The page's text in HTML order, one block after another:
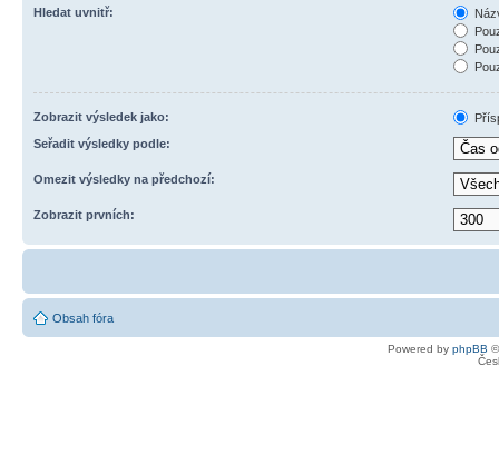
Hledat uvnitř:
Zobrazit výsledek jako:
Seřadit výsledky podle:
Omezit výsledky na předchozí:
Zobrazit prvních:
Obsah fóra
Powered by phpBB